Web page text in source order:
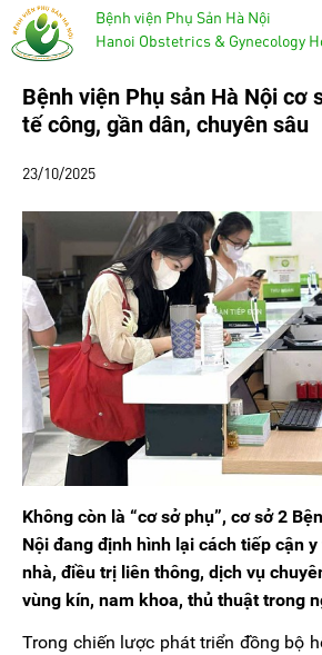
Bệnh viện Phụ Sản Hà Nội
Hanoi Obstetrics & Gynecology
Bệnh viện Phụ sản Hà Nội cơ
tế công, gần dân, chuyên sâu
23/10/2025
Không còn là “cơ sở phụ”, cơ sở 2
Nội đang định hình lại cách tiếp cận
nhà, điều trị liên thông, dịch vụ
vùng kín, nam khoa, thủ thuật trong
Trong chiến lược phát triển đồng bộ